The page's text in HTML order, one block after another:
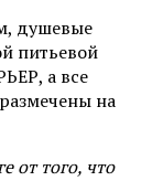
душевые
питьевой
а все
на
от того, что